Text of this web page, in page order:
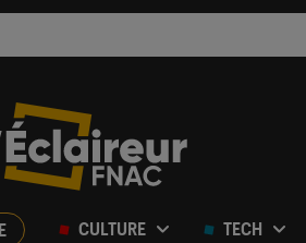
CULTURE TECH